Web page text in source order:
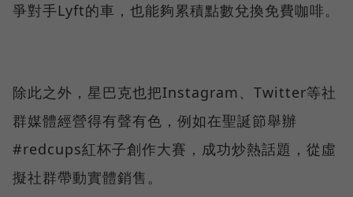
爭對手Lyft的車，也能夠累積點數兌換免費咖啡。
除此之外，星巴克也把Instagram、Twitter等社
群媒體經營得有聲有色，例如在聖誕節舉辦
#redcups紅杯子創作大賽，成功炒熱話題，從虛
擬社群帶動實體銷售。